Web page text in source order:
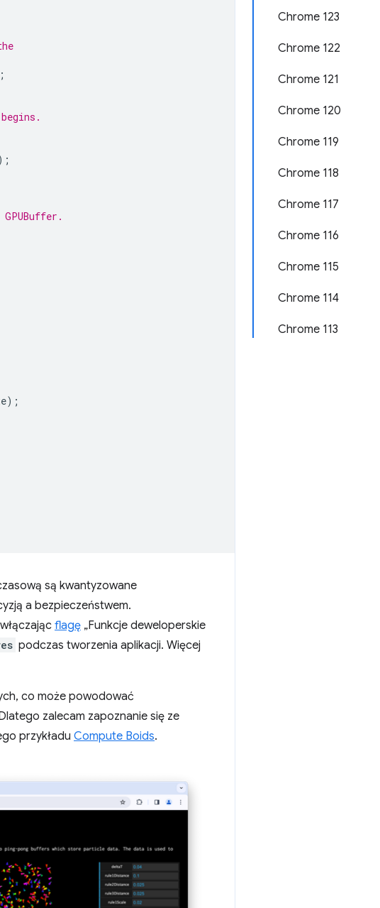
Chrome 123
Chrome 122
Chrome 121
Chrome 120
Chrome 119
Chrome 118
Chrome 117
Chrome 116
Chrome 115
Chrome 114
Chrome 113
);
są kwantyzowane
a bezpieczeństwem.
flagę „Funkcje deweloperskie
podczas tworzenia aplikacji. Więcej
co może powodować
zalecam zapoznanie się ze
przykładu Compute Boids.